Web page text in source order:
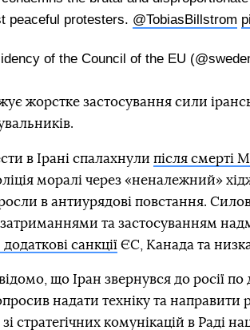
peaceful protesters. @TobiasBillstrom
of the Council of the EU
жорстке застосування сили
в Ірані спалахнули після смерті
моралі через «неналежний»
в антиурядові повстання.
та застосуванням
санкції ЄС, Канада та
що Іран звернувся до росії по
надати техніку та направити
стратегічних комунікацій в Раді